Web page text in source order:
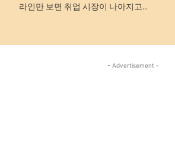
라인만 보면 취업 시장이 나아지고...
- Advertisement -